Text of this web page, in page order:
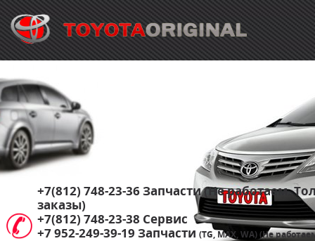
+7(812) 748-23-36 Запчасти (Не работаем.
заказы)
+7(812) 748-23-38 Сервис
+7 952-249-39-19 Запчасти (TG, MAX, WA) (Не